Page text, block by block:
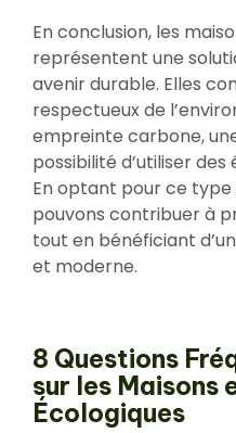
En conclusion, les
représentent une
avenir durable. Elles
respectueux de
empreinte carbone,
possibilité d’utiliser
En optant pour ce type
pouvons contribuer à
tout en bénéficiant
et moderne.
8 Questions
sur les Maisons
Écologiques